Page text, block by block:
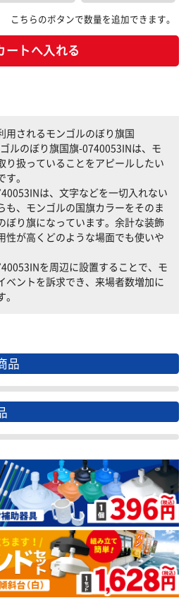
こちらのボタンで数量を追加できます。
ートへ入れる
用されるモンゴルのぼり旗国
ルのぼり旗国旗-0740053INは、モ
り扱っていることをアピールしたい
。
は、文字などを一切入れない
も、モンゴルの国旗カラーをそのま
ぼり旗になっています。余計な装飾
性が高くどのような場面でも使いや
を周辺に設置することで、モ
ベントを訴求でき、来場者数増加に
品